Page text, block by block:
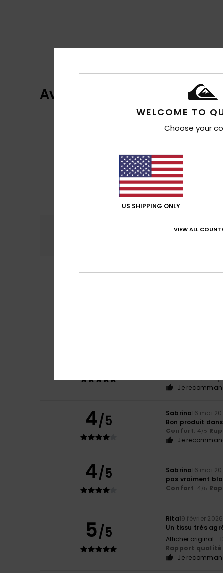
Avis clients
Confort: 5/5
Je
4/5 Sabrina16 mai
Bon produit
Confort: 4/5
Je
4/5 Sabrina16 mai
pas vraiment
Confort: 4/5
5/5
Rita19 février 2026
Un tissu très
Afficher original -
Rapport qualité
Je
WELCOME TO
Choose your
US SHIPPING ONLY
VIEW ALL